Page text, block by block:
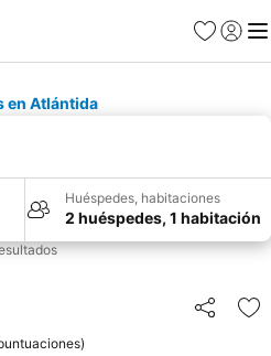
Favoritos
Iniciar
en Atlántida
Huéspedes, habitaciones
2 huéspedes, 1 habitación
Compartir
)